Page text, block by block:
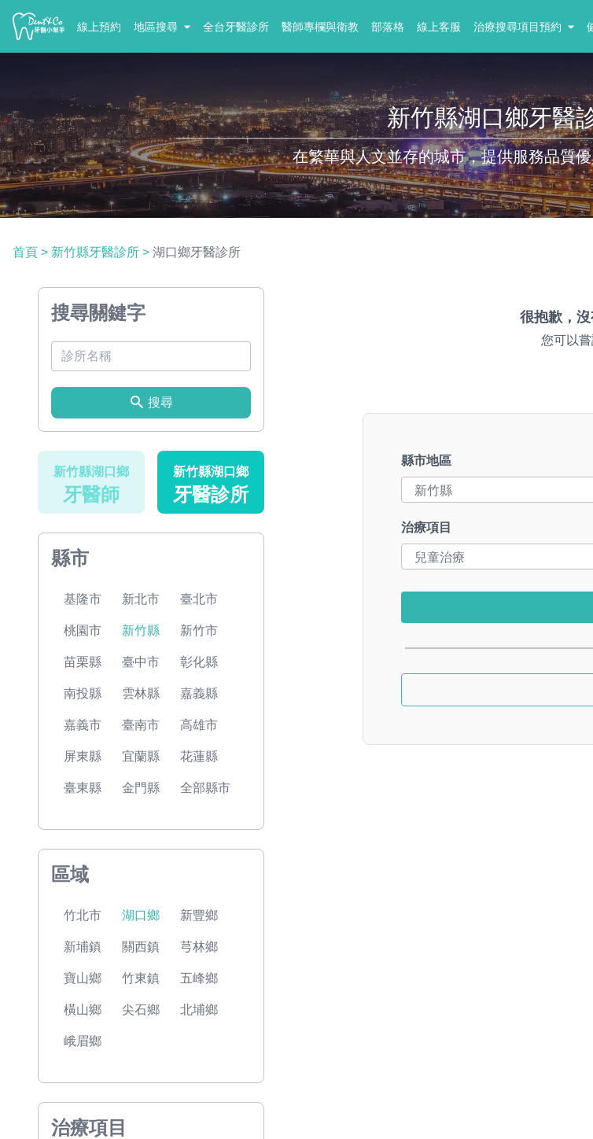
線上預約 地區搜尋 全台牙醫診所 醫師專欄與衛教 部落格 線上客服 治療搜尋項目預約
新竹縣湖口鄉牙醫
在繁華與人文並存的城市，提供服務品質
首頁 > 新竹縣牙醫診所 > 湖口鄉牙醫診所
搜尋關鍵字
搜尋
新竹縣湖口鄉
牙醫師
新竹縣湖口鄉
牙醫診所
縣市
基隆市 新北市 臺北市
桃園市 新竹縣 新竹市
苗栗縣 臺中市 彰化縣
南投縣 雲林縣 嘉義縣
嘉義市 臺南市 高雄市
屏東縣 宜蘭縣 花蓮縣
臺東縣 金門縣 全部縣市
區域
竹北市 湖口鄉 新豐鄉
新埔鎮 關西鎮 芎林鄉
寶山鄉 竹東鎮 五峰鄉
橫山鄉 尖石鄉 北埔鄉
峨眉鄉
治療項目
很抱歉，沒
您可以
縣市地區
治療項目